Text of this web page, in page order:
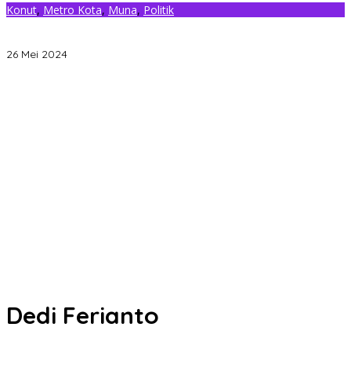
Konut, Metro Kota, Muna, Politik
26 Mei 2024
Dedi Ferianto